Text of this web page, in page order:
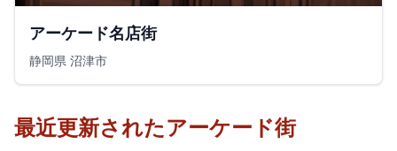
アーケード名店街
静岡県 沼津市
最近更新されたアーケード街